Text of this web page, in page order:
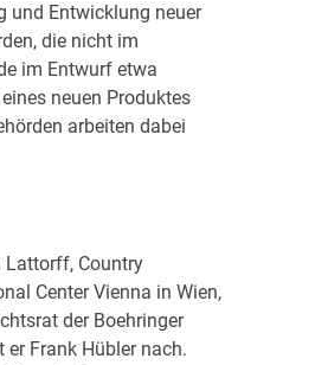
und Entwicklung neuer
die nicht im
im Entwurf etwa
neuen Produktes
arbeiten dabei
Lattorff, Country
Center Vienna in Wien,
der Boehringer
er Frank Hübler nach.